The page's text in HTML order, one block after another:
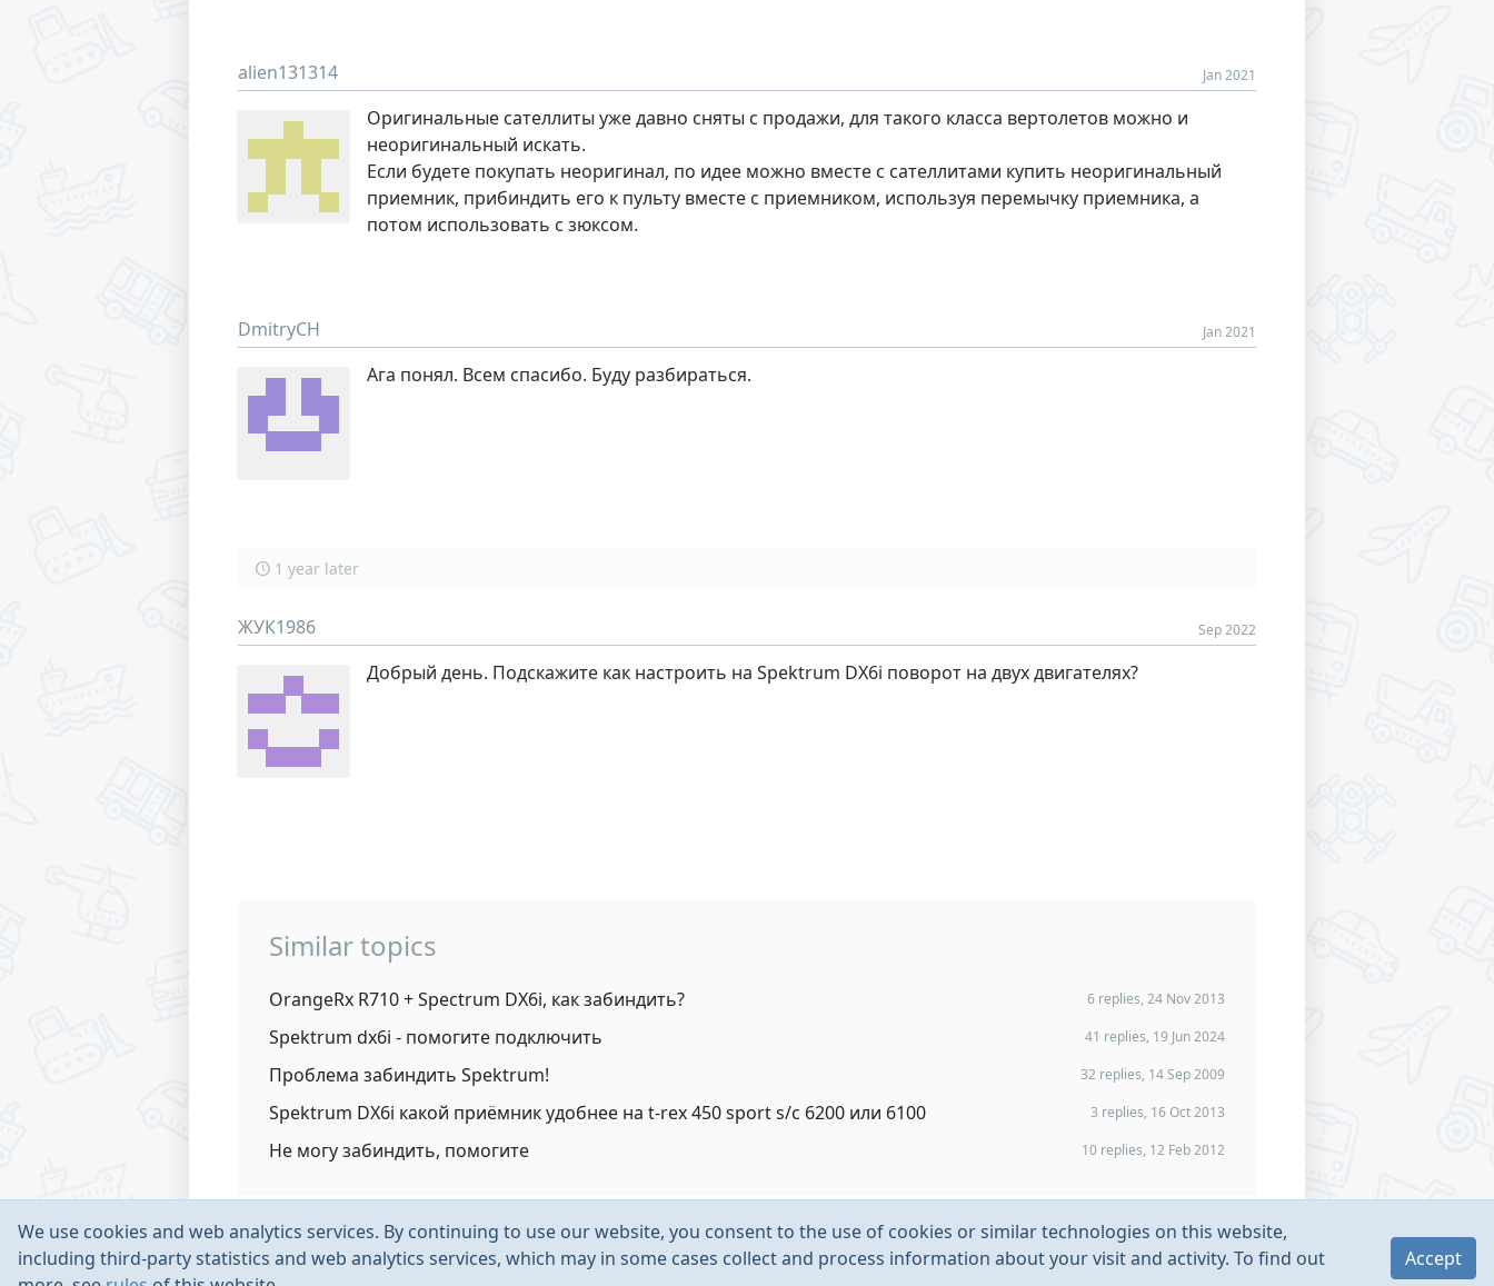
alien131314 Jan 2021
Оригинальные сателлиты уже давно сняты с продажи, для такого класса вертолетов можно и
неоригинальный искать.
Если будете покупать неоригинал, по идее можно вместе с сателлитами купить неоригинальный
приемник, прибиндить его к пульту вместе с приемником, используя перемычку приемника, а
потом использовать с зюксом.
DmitryCH Jan 2021
Ага понял. Всем спасибо. Буду разбираться.
1 year later
ЖУК1986 Sep 2022
Добрый день. Подскажите как настроить на Spektrum DX6i поворот на двух двигателях?
Similar topics
OrangeRx R710 + Spectrum DX6i, как забиндить? 6 replies, 24 Nov 2013
Spektrum dx6i - помогите подключить 41 replies, 19 Jun 2024
Проблема забиндить Spektrum! 32 replies, 14 Sep 2009
Spektrum DX6i какой приёмник удобнее на t-rex 450 sport s/c 6200 или 6100 3 replies, 16 Oct 2013
Не могу забиндить, помогите 10 replies, 12 Feb 2012
We use cookies and web analytics services. By continuing to use our website, you consent to the use of cookies or similar technologies on this website,
including third-party statistics and web analytics services, which may in some cases collect and process information about your visit and activity. To find out
Accept